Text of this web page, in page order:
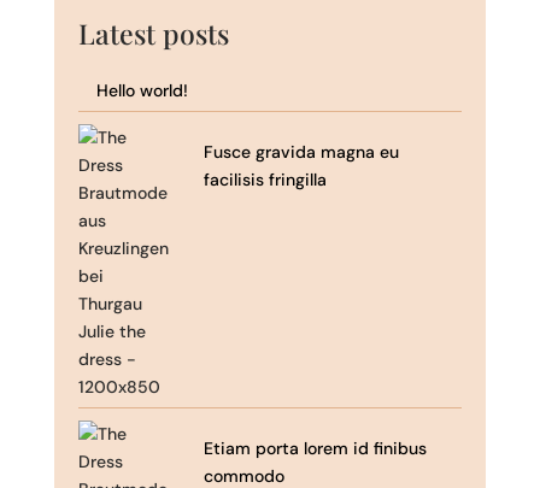
Latest posts
Hello world!
Fusce gravida magna eu
facilisis fringilla
Etiam porta lorem id finibus
commodo